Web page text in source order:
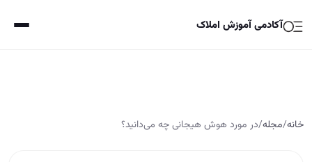
آکادمی آموزش املاک
خانه/مجله/در مورد هوش هیجانی چه می‌دانید؟